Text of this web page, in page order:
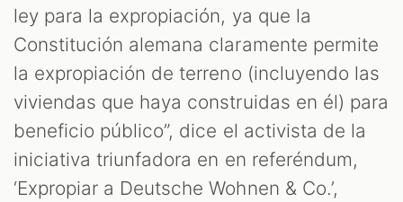
ley para la expropiación, ya que la
Constitución alemana claramente permite
la expropiación de terreno (incluyendo las
viviendas que haya construidas en él) para
beneficio público”, dice el activista de la
iniciativa triunfadora en en referéndum,
‘Expropiar a Deutsche Wohnen & Co.’,